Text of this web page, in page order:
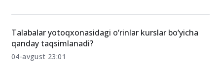
O‘xshash xabarlar